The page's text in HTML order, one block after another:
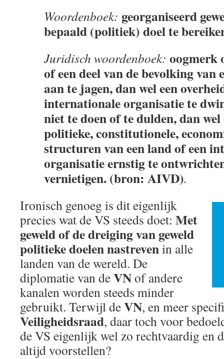
Woordenboek: georganiseerd
bepaald (politiek) doel te
Juridisch woordenboek: oogmerk
of een deel van de bevolking van
aan te jagen, dan wel een
internationale organisatie te
niet te doen of te dulden, dan
politieke, constitutionele,
structuren van een land of een
organisatie ernstig te
vernietigen. (bron: AIVD).
Ironisch genoeg is dit eigenlijk
precies wat de VS steeds doet: Met
geweld of de dreiging van geweld
politieke doelen nastrevenin alle
landen van de wereld. De
diplomatie van deVNof andere
kanalen worden steeds minder
gebruikt. Terwijl deVN, en meer
Veiligheidsraad, daar toch voor
de VS eigenlijk wel zo rechtvaardig en
altijd voorstellen?